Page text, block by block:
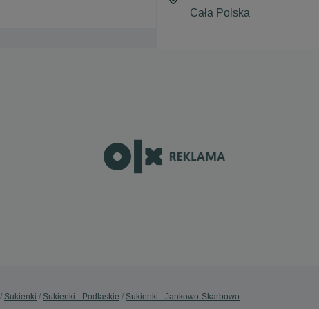
Sukienki Sukienki - Podlaskie Sukienki - Jankowo-Skarbowo